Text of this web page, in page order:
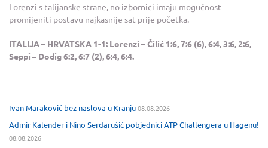
Lorenzi s talijanske strane, no izbornici imaju mogućnost
promijeniti postavu najkasnije sat prije početka.
ITALIJA – HRVATSKA 1-1: Lorenzi – Čilić 1:6, 7:6 (6), 6:4, 3:6, 2:6,
Seppi – Dodig 6:2, 6:7 (2), 6:4, 6:4.
Ivan Maraković bez naslova u Kranju08.08.2026
Admir Kalender i Nino Serdarušić pobjednici ATP Challengera u Hagenu!
08.08.2026